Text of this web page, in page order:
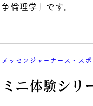
争倫理学」です。
ミニ体験シリ
メッセンジャーナース・スポ